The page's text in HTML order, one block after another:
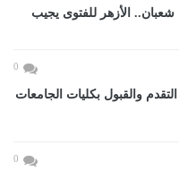
الأزهر للفتوى يجيب
0
2026.. طريقة التقدم والقبول بكليات الجامعات
0